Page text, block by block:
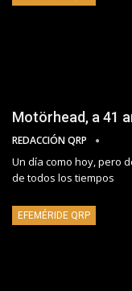
Motörhead, a 41
REDACCIÓN QRP
Un día como hoy, pero
de todos los tiempos
EFEMÉRIDE QRP